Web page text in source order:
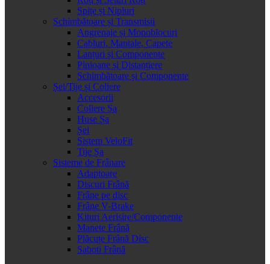
Spițe și Nipluri
Schimbătoare și Transmisii
Angrenaje și Monoblocuri
Cabluri, Mantale, Capete
Lanțuri și Componente
Pinioane și Distanțiere
Schimbătoare și Componente
Șei/Tije și Coliere
Accesorii
Coliere Șa
Huse Șa
Șei
Sistem VeloFit
Tije Șa
Sisteme de Frânare
Adaptoare
Discuri Frână
Frâne pe disc
Frâne V-Brake
Kituri Aerisire/Componente
Manete Frână
Plăcuțe Frână Disc
Saboti Frână